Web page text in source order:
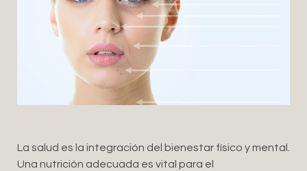
La salud es la integración del bienestar físico y mental.
Una nutrición adecuada es vital para el